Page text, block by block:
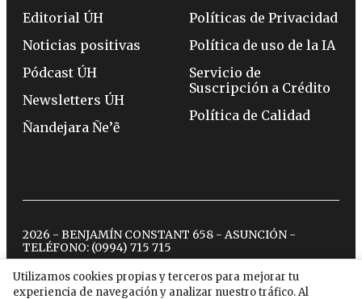
Utilizamos cookies propias y terceros para mejorar tu
experiencia de navegación y analizar nuestro tráfico. Al
Editorial ÚH
Noticias positivas
Pódcast ÚH
Newsletters ÚH
Ñandejara Ñe’ẽ
Políticas de Privacidad
Política de uso de la IA
Servicio de
Suscripción a Crédito
Política de Calidad
2026 - BENJAMÍN CONSTANT 658 - ASUNCIÓN -
TELÉFONO: (0994) 715 715